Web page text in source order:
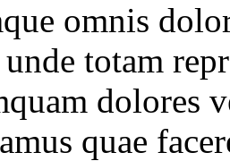
omnis
totam
dolores
quae